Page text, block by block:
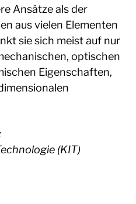
Ansätze als der
aus vielen Elementen
sie sich meist auf nur
optischen
Eigenschaften,
(KIT)